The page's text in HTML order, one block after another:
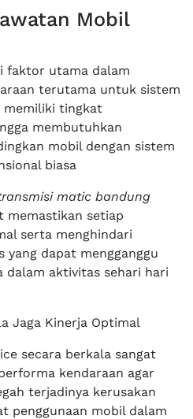
Mobil
faktor utama dalam
terutama untuk sistem
memiliki tingkat
membutuhkan
mobil dengan sistem
biasa
matic bandung
memastikan setiap
serta menghindari
yang dapat mengganggu
dalam aktivitas sehari hari
Jaga Kinerja Optimal
secara berkala sangat
kendaraan agar
terjadinya kerusakan
penggunaan mobil dalam